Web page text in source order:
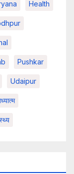
Health
Pushkar
Udaipur